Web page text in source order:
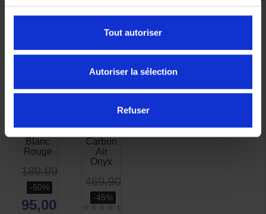
Tout autoriser
Autoriser la sélection
Refuser
VOUS AIMEREZ AUSSI
-50%
Basket
Noir
Blanc
Rouge
189,99 €
-50%
95,00 €
-45%
Casque
Evo 2
Carbon
Air
Onyx
469,90 €
-45%